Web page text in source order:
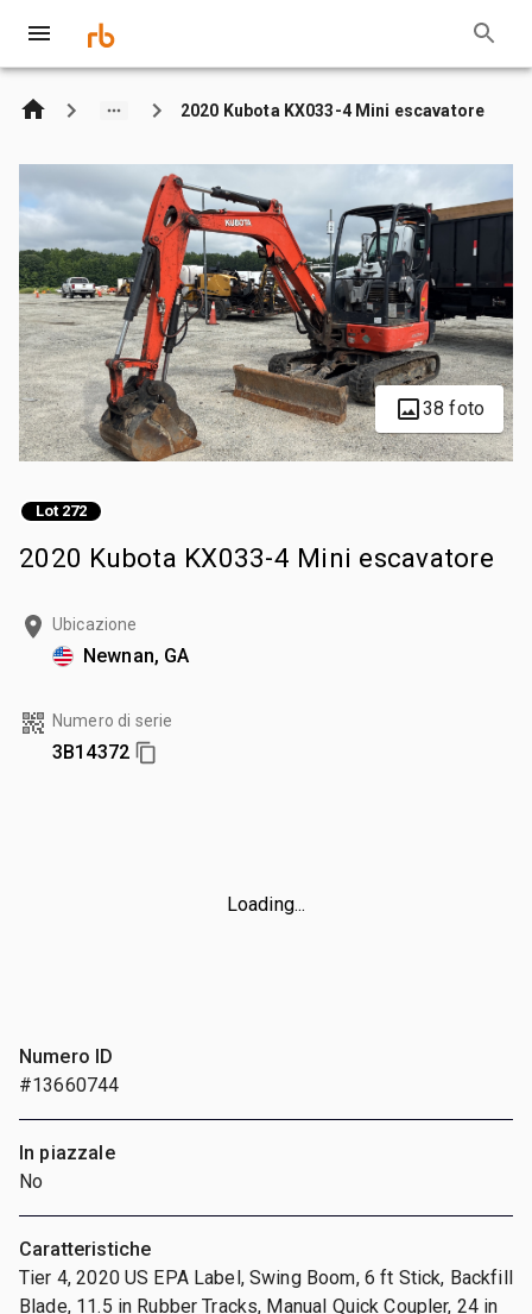
2020 Kubota KX033-4 Mini escavatore
38 foto
Lot 272
2020 Kubota KX033-4 Mini escavatore
Ubicazione
Newnan, GA
Numero di serie
3B14372
Loading...
Numero ID
#13660744
In piazzale
No
Caratteristiche
Tier 4, 2020 US EPA Label, Swing Boom, 6 ft Stick, Backfill
Blade, 11.5 in Rubber Tracks, Manual Quick Coupler, 24 in